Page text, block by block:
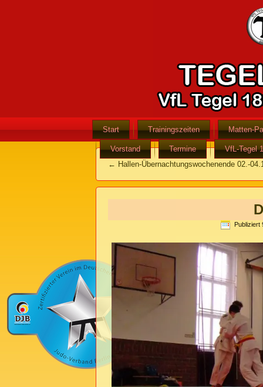
Start Trainingszeiten Matten-
Vorstand Termine
VfL-Tegel
← Hallen-Übernachtungswochenende 02.-
Publiziert